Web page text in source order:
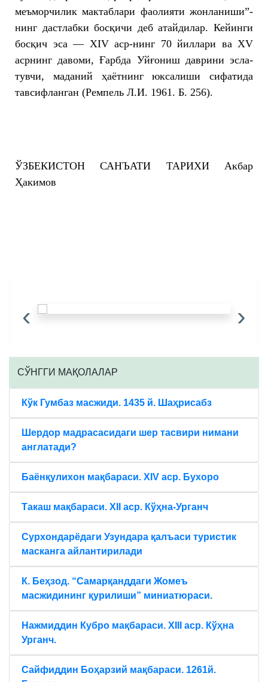
меъморчилик мактаблари фаолияти жонланиши”-
нинг дастлабки босқичи деб атайдилар. Кейинги
босқич эса — XIV аср-нинг 70 йиллари ва XV
асрнинг давоми, Ғарбда Уйғониш даврини эсла-
тувчи, маданий ҳаётнинг юксалиши сифатида
тавсифланган (Ремпель Л.И. 1961. Б. 256).
ЎЗБЕКИСТОН САНЪАТИ ТАРИХИ Акбар
Ҳакимов
‹ ›
CЎНГГИ МАҚОЛАЛАР
Кўк Гумбаз масжиди. 1435 й. Шаҳрисабз
Шердор мадрасасидаги шер тасвири нимани
англатади?
Баёнқулихон мақбараси. XIV аср. Бухоро
Такаш мақбараси. XII аср. Кўҳна-Урганч
Сурхондарёдаги Узундара қалъаси туристик
масканга айлантирилади
К. Беҳзод. “Самарқанддаги Жомеъ
масжидининг қурилиши” миниатюраси.
Нажмиддин Кубро мақбараси. XIII аср. Кўҳна
Урганч.
Сайфиддин Боҳарзий мақбараси. 1261й.